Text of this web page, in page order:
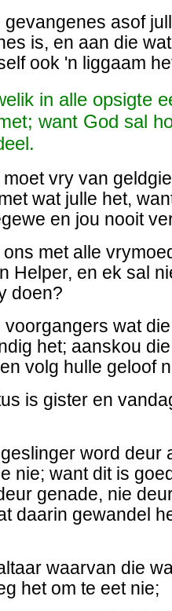
gevangenes asof
is, en aan die
ook 'n liggaam
in alle opsigte
want God sal
vry van
wat julle het,
en jou nooit
met alle
Helper, en ek sal
doen?
voorgangers wat
het; aanskou
volg hulle geloof
is gister en
word deur
nie; want dit is
genade, nie
daarin gewandel
waarvan die
het om te eet nie;